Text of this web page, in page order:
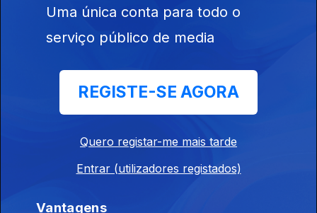
09 dez. 2025
Apresentação de André Cunha Leal
Império dos Sentidos
08 dez. 2025
Uma única conta para todo o
serviço público de media
REGISTE-SE AGORA
Quero registar-me mais tarde
Entrar (utilizadores registados)
Vantagens